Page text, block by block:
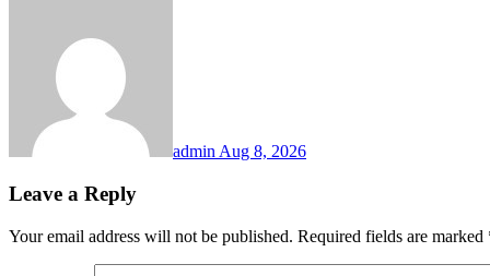
admin Aug 8, 2026
Leave a Reply
Your email address will not be published. Required fields are marked